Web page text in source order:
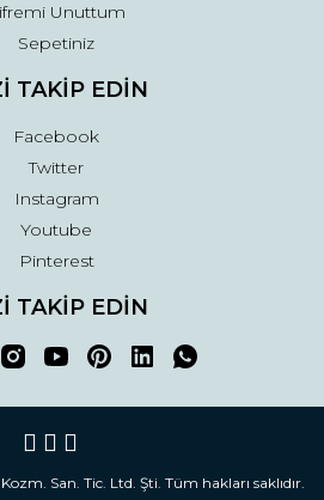
Unuttum
Sepetiniz
TAKİP EDİN
Facebook
Twitter
Instagram
Youtube
Pinterest
TAKİP EDİN
San. Tic. Ltd. Şti. Tüm hakları saklıdır.